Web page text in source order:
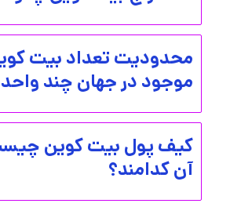
محدودیت تعداد بیت
موجود در جهان چند
کیف پول بیت کوین
آن کدامند؟